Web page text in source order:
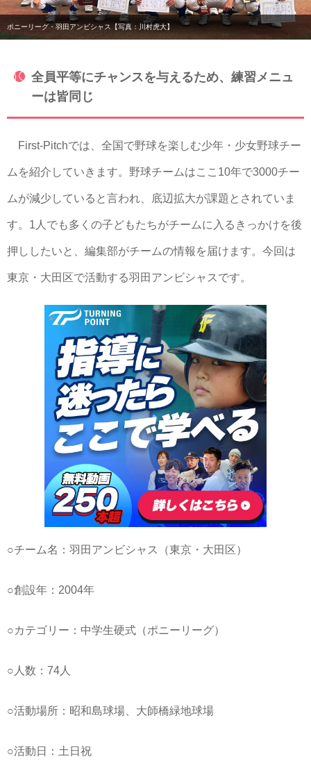
ポニーリーグ・羽田アンビシャス【写真：川村虎大】
全員平等にチャンスを与えるため、練習メニュ
ーは皆同じ
First-Pitchでは、全国で野球を楽しむ少年・少女野球チー
ムを紹介していきます。野球チームはここ10年で3000チー
ムが減少していると言われ、底辺拡大が課題とされていま
す。1人でも多くの子どもたちがチームに入るきっかけを後
押ししたいと、編集部がチームの情報を届けます。今回は
東京・大田区で活動する羽田アンビシャスです。
○チーム名：羽田アンビシャス（東京・大田区）
○創設年：2004年
○カテゴリー：中学生硬式（ポニーリーグ）
○人数：74人
○活動場所：昭和島球場、大師橋緑地球場
○活動日：土日祝